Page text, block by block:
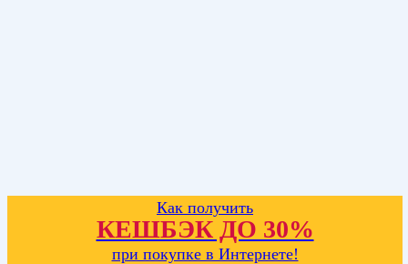
Как получить
КЕШБЭК ДО 30%
при покупке в Интернете!